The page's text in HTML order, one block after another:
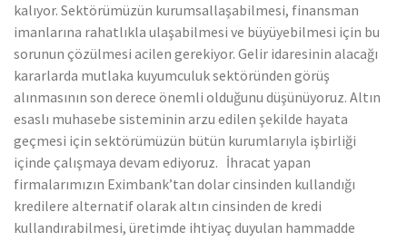
kalıyor. Sektörümüzün kurumsallaşabilmesi, finansman
imanlarına rahatlıkla ulaşabilmesi ve büyüyebilmesi için bu
sorunun çözülmesi acilen gerekiyor. Gelir idaresinin alacağı
kararlarda mutlaka kuyumculuk sektöründen görüş
alınmasının son derece önemli olduğunu düşünüyoruz. Altın
esaslı muhasebe sisteminin arzu edilen şekilde hayata
geçmesi için sektörümüzün bütün kurumlarıyla işbirliği
içinde çalışmaya devam ediyoruz. İhracat yapan
firmalarımızın Eximbank’tan dolar cinsinden kullandığı
kredilere alternatif olarak altın cinsinden de kredi
kullandırabilmesi, üretimde ihtiyaç duyulan hammadde